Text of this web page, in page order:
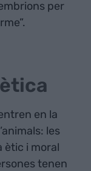
per
en la
les
ètic i moral
tenen